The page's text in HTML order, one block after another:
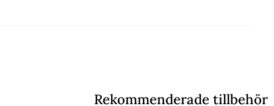
Rekommenderade tillbehör